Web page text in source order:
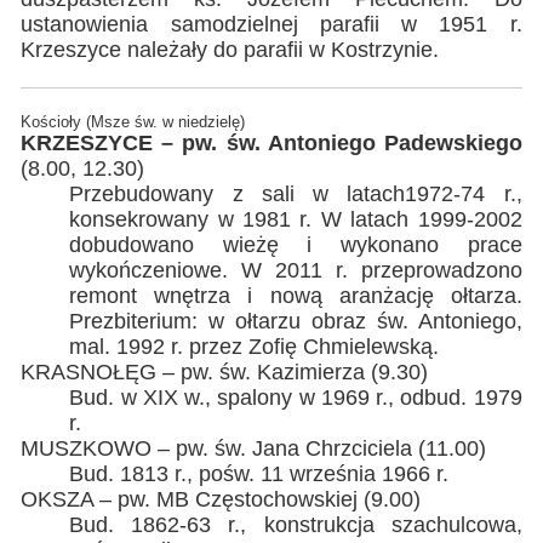
ustanowienia samodzielnej parafii w 1951 r.
Krzeszyce należały do parafii w Kostrzynie.
Kościoły (Msze św. w niedzielę)
KRZESZYCE – pw. św. Antoniego Padewskiego
(8.00, 12.30)
Przebudowany z sali w latach1972-74 r.,
konsekrowany w 1981 r. W latach 1999-2002
dobudowano wieżę i wykonano prace
wykończeniowe. W 2011 r. przeprowadzono
remont wnętrza i nową aranżację ołtarza.
Prezbiterium: w ołtarzu obraz św. Antoniego,
mal. 1992 r. przez Zofię Chmielewską.
KRASNOŁĘG – pw. św. Kazimierza (9.30)
Bud. w XIX w., spalony w 1969 r., odbud. 1979
r.
MUSZKOWO – pw. św. Jana Chrzciciela (11.00)
Bud. 1813 r., pośw. 11 września 1966 r.
OKSZA – pw. MB Częstochowskiej (9.00)
Bud. 1862-63 r., konstrukcja szachulcowa,